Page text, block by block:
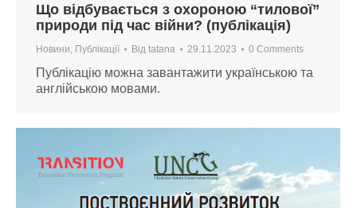
Що відбувається з охороною “тилової”
природи під час війни? (публікація)
Новини Публікації Від tatana 29.11.2023 0 Comments
Публікацію можна завантажити українською та
англійською мовами.